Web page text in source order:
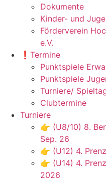
Dokumente
Kinder- und
Förderverein
e.V.
❗️Termine
Punktspiele
Punktspiele
Turniere/
Clubtermine
Turniere
👉 (U8/10) 8.
Sep. 26
👉 (U12) 4.
👉 (U14) 4.
2026